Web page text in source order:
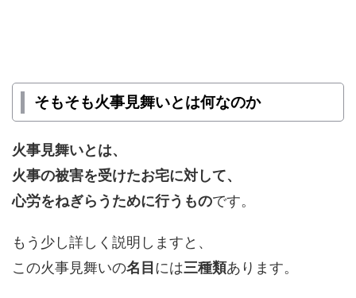
そもそも火事見舞いとは何なのか
火事見舞いとは、
火事の被害を受けたお宅に対して、
心労をねぎらうために行うものです。
もう少し詳しく説明しますと、
この火事見舞いの名目 には三種類あります。